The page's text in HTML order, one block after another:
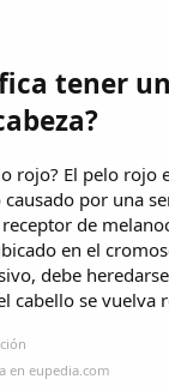
tener
rojo? El pelo rojo
por una
de
en el
debe
cabello se vuelva
en eupedia.com